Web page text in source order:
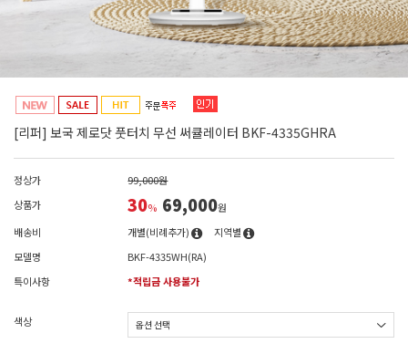
[리퍼] 보국 제로닷 풋터치 무선 써큘레이터 BKF-4335GHRA
정상가
99,000원
상품가
30% 69,000원
배송비
개별(비례추가)
지역별
모델명
BKF-4335WH(RA)
특이사항
*적립금 사용불가
색상